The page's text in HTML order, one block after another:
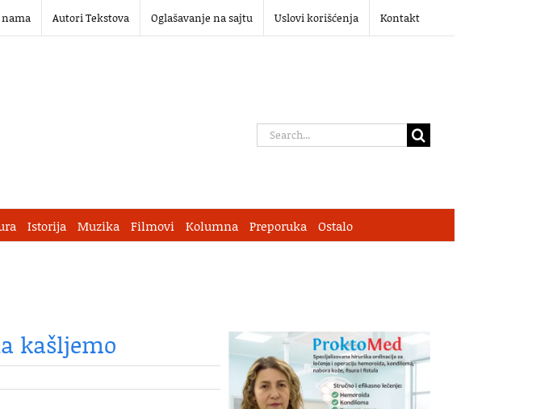
nama Autori Tekstova Oglašavanje na sajtu Uslovi korišćenja Kontakt
Search
Istorija Muzika Filmovi Kolumna Preporuka Ostalo
kašljemo